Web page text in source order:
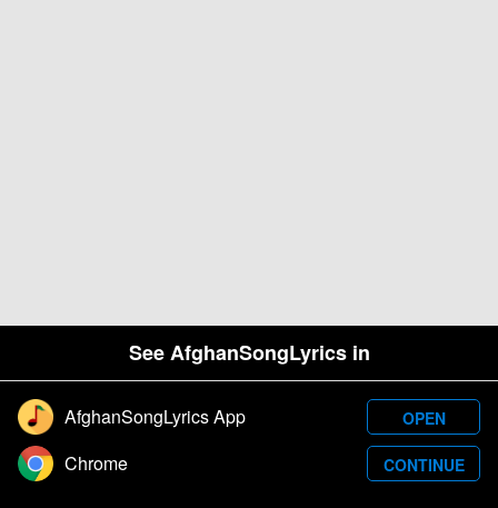
See AfghanSongLyrics in
AfghanSongLyrics App OPEN
Chrome CONTINUE
Designed and developed by Samim Wafa. Â© 2026